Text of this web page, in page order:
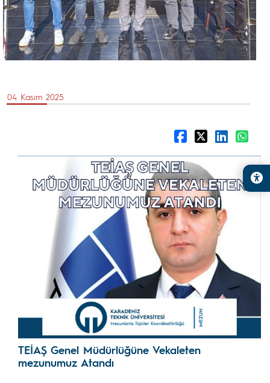
04 Kasım 2025
TEİAŞ Genel Müdürlüğüne Vekaleten
mezunumuz Atandı